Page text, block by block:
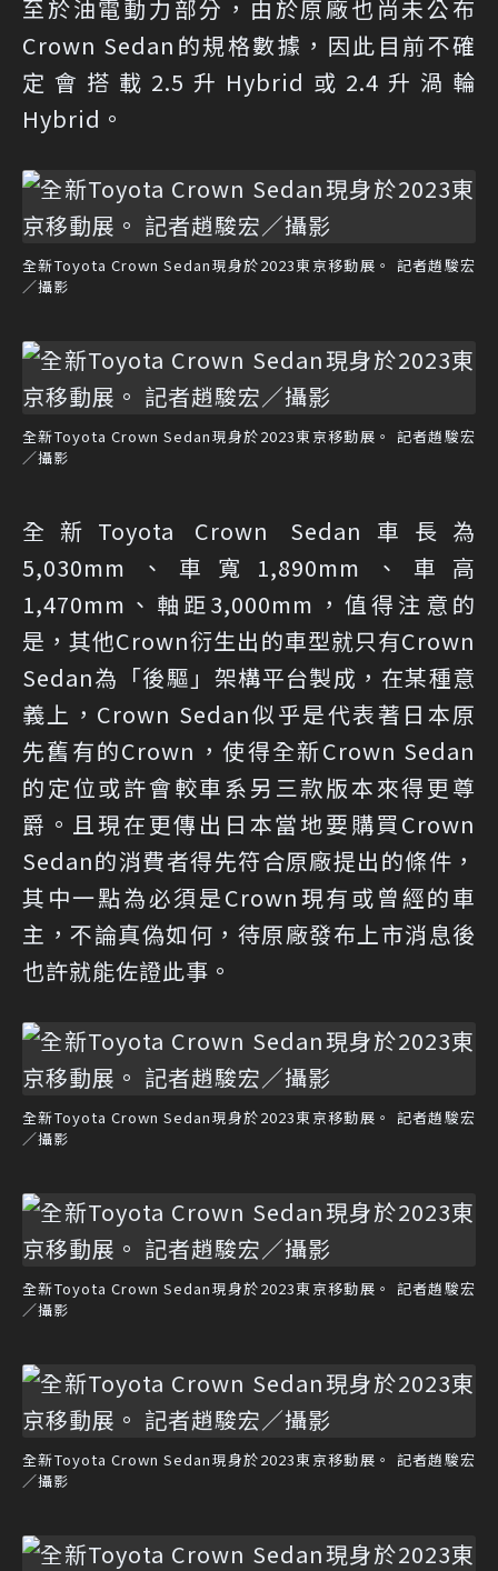
至於油電動力部分，由於原廠也尚未公布
Crown Sedan的規格數據，因此目前不確
定會搭載2.5升Hybrid或2.4升渦輪
Hybrid。
全新Toyota Crown Sedan現身於2023東京移動展。 記者趙駿宏
／攝影
全新Toyota Crown Sedan現身於2023東京移動展。 記者趙駿宏
／攝影
全新Toyota Crown Sedan車長為
5,030mm、車寬1,890mm、車高
1,470mm、軸距3,000mm，值得注意的
是，其他Crown衍生出的車型就只有Crown
Sedan為「後驅」架構平台製成，在某種意
義上，Crown Sedan似乎是代表著日本原
先舊有的Crown，使得全新Crown Sedan
的定位或許會較車系另三款版本來得更尊
爵。且現在更傳出日本當地要購買Crown
Sedan的消費者得先符合原廠提出的條件，
其中一點為必須是Crown現有或曾經的車
主，不論真偽如何，待原廠發布上市消息後
也許就能佐證此事。
全新Toyota Crown Sedan現身於2023東京移動展。 記者趙駿宏
／攝影
全新Toyota Crown Sedan現身於2023東京移動展。 記者趙駿宏
／攝影
全新Toyota Crown Sedan現身於2023東京移動展。 記者趙駿宏
／攝影